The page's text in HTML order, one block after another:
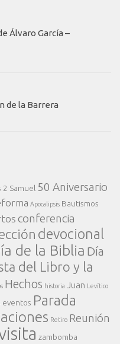
Álvaro García –
de la Barrera
2 Samuel 50 Aniversario
Apocalipsis Bautismos
conferencia
devocional
de la Biblia Día
del Libro y la
Hechos historia Juan Levítico
eventos Parada
Retiro Reunión
zambomba